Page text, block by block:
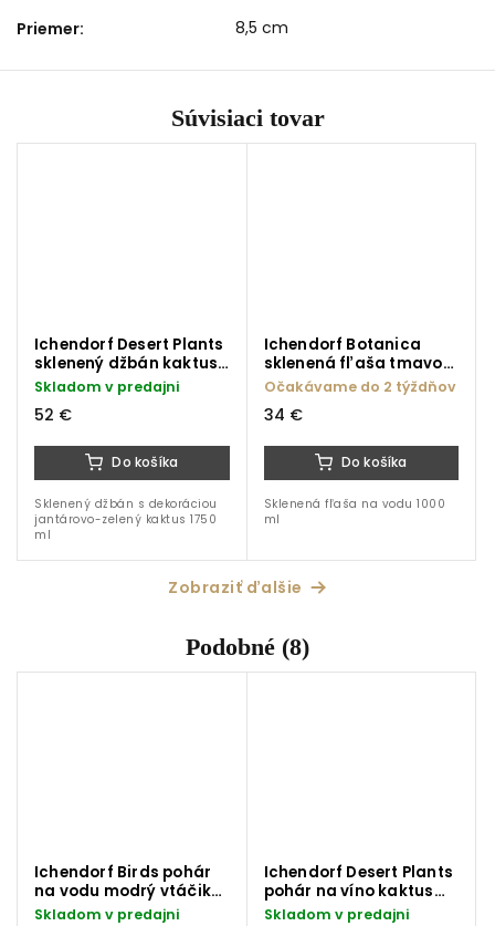
Priemer: 8,5 cm
Súvisiaci tovar
Ichendorf Desert Plants
sklenený džbán kaktus
jantárovo-zelený 1750
Skladom v predajni
52 €
Do košíka
Sklenený džbán s dekoráciou
jantárovo-zelený kaktus 1750
ml
Ichendorf Botanica
sklenená fľaša tmavo
modrý kvet 1000 ml
Očakávame do 2 týždňov
34 €
Do košíka
Sklenená fľaša na vodu 1000
ml
Zobraziť ďalšie
Podobné (8)
Ichendorf Birds pohár
na vodu modrý vtáčik
320 ml
Skladom v predajni
Ichendorf Desert Plants
pohár na víno kaktus
karibsky-modrý 350 ml
Skladom v predajni